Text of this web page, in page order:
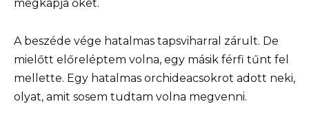
megkapja őket.
A beszéde vége hatalmas tapsviharral zárult. De
mielőtt előreléptem volna, egy másik férfi tűnt fel
mellette. Egy hatalmas orchideacsokrot adott neki,
olyat, amit sosem tudtam volna megvenni.